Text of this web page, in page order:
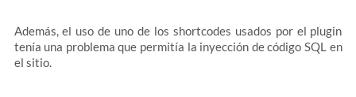
Además, el uso de uno de los shortcodes usados por el plugin
tenía una problema que permitía la inyección de código SQL en
el sitio.